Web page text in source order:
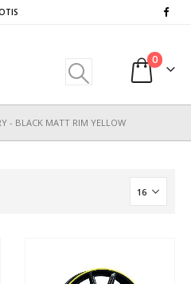
0
- BLACK MATT RIM YELLOW